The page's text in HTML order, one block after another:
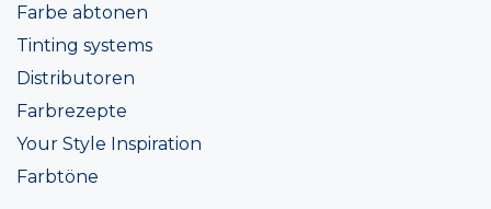
Farbe abtonen
Tinting systems
Distributoren
Farbrezepte
Your Style Inspiration
Farbtöne